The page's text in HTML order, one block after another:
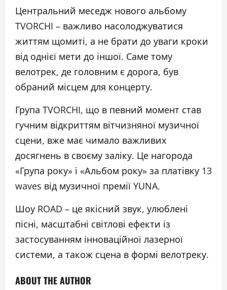
Центральний меседж нового альбому
TVORCHI – важливо насолоджуватися
життям щомиті, а не брати до уваги кроки
від однієї мети до іншої. Саме тому
велотрек, де головним є дорога, був
обраний місцем для концерту.
Група TVORCHI, що в певний момент став
гучним відкриттям вітчизняної музичної
сцени, вже має чимало важливих
досягнень в своєму заліку. Це нагорода
«Група року» і «Альбом року» за платівку 13
waves від музичної премії YUNA.
Шоу ROAD – це якісний звук, улюблені
пісні, масштабні світлові ефекти із
застосуванням інноваційної лазерної
системи, а також сцена в формі велотреку.
ABOUT THE AUTHOR